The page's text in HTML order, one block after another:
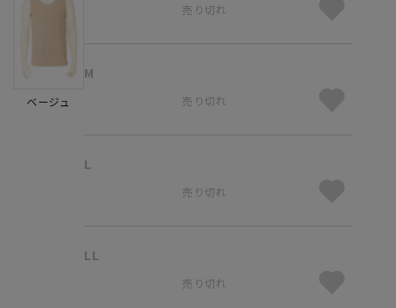
ベージュ
売り切れ
M
売り切れ
L
売り切れ
LL
売り切れ